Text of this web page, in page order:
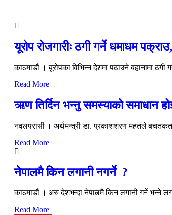
यूरोप रोजगारीः ठगी गर्ने धमाधम
काठमाडौं । यूरोपका विभिन्न देशमा पठाउने बहानामा ठगी
Read More
ऋण तिर्दिन भन्नु समस्याको समाधान
नवलपरासी । अर्थमन्त्री डा. प्रकाशशरण महतले
Read More
नेपालमै किन लगानी नगर्ने ?
काठमाडौं । अरु देशभन्दा नेपालमै किन लगानी गर्ने भन्ने
Read More